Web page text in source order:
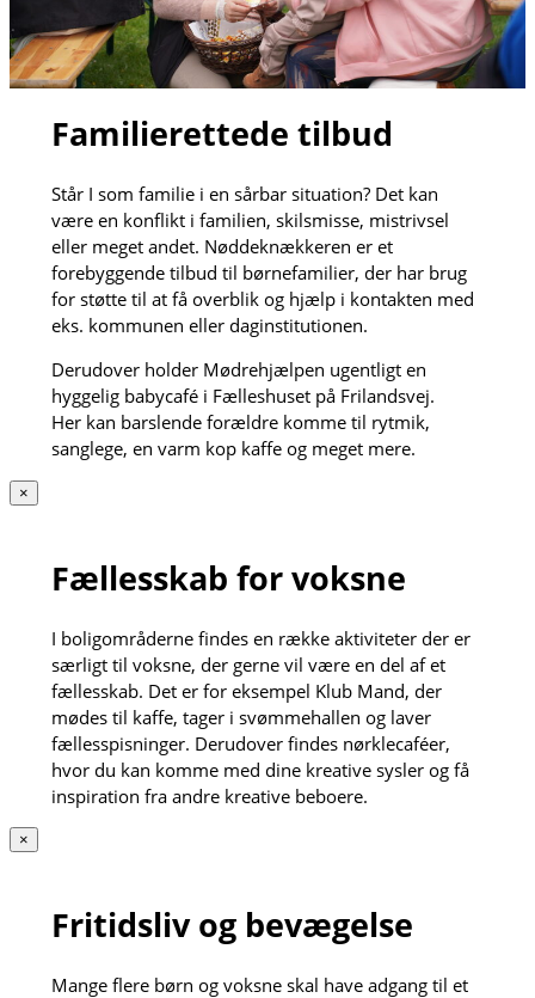
Familierettede tilbud
Står I som familie i en sårbar situation? Det kan
være en konflikt i familien, skilsmisse, mistrivsel
eller meget andet. Nøddeknækkeren er et
forebyggende tilbud til børnefamilier, der har brug
for støtte til at få overblik og hjælp i kontakten med
eks. kommunen eller daginstitutionen.
Derudover holder Mødrehjælpen ugentligt en
hyggelig babycafé i Fælleshuset på Frilandsvej.
Her kan barslende forældre komme til rytmik,
sanglege, en varm kop kaffe og meget mere.
×
Fællesskab for voksne
I boligområderne findes en række aktiviteter der er
særligt til voksne, der gerne vil være en del af et
fællesskab. Det er for eksempel Klub Mand, der
mødes til kaffe, tager i svømmehallen og laver
fællesspisninger. Derudover findes nørklecaféer,
hvor du kan komme med dine kreative sysler og få
inspiration fra andre kreative beboere.
×
Fritidsliv og bevægelse
Mange flere børn og voksne skal have adgang til et